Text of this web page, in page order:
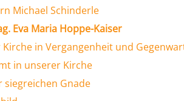
Michael Schinderle
Eva Maria Hoppe-Kaiser
Kirche in Vergangenheit und
in unserer Kirche
siegreichen Gnade